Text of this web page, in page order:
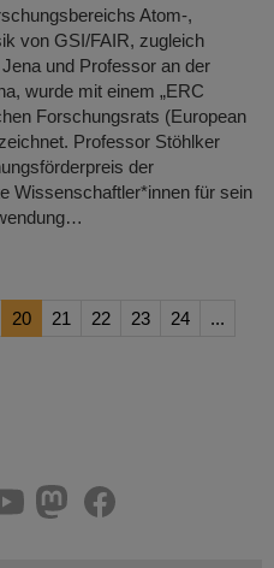
Atom-,
von GSI/FAIR, zugleich
und Professor an der
wurde mit einem „ERC
Forschungsrats (European
Professor Stöhlker
der
Wissenschaftler*innen für sein
20 21 22 23 24
...